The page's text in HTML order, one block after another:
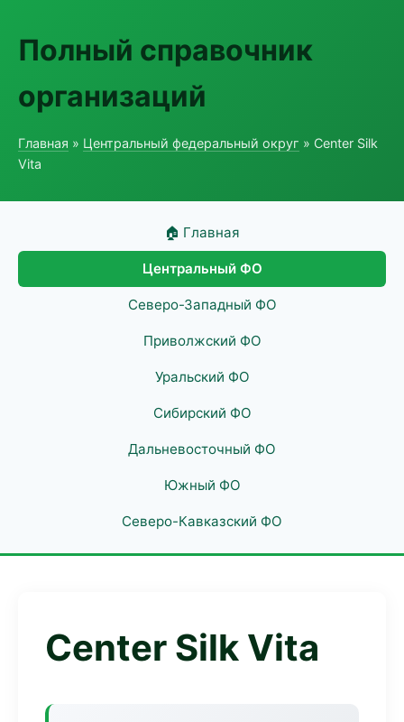
Полный справочник
организаций
Главная » Центральный федеральный округ » Center Silk
Vita
🏠 Главная
Центральный ФО
Северо-Западный ФО
Приволжский ФО
Уральский ФО
Сибирский ФО
Дальневосточный ФО
Южный ФО
Северо-Кавказский ФО
Center Silk Vita